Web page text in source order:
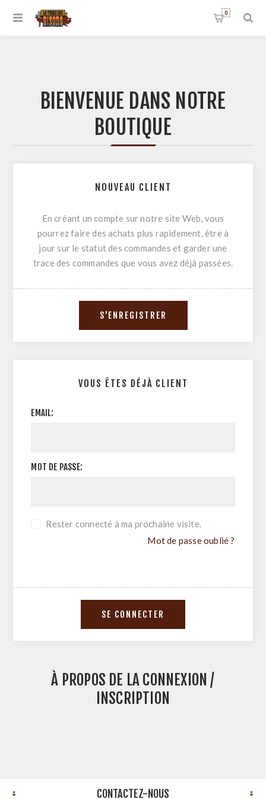
0
BIENVENUE DANS NOTRE
BOUTIQUE
NOUVEAU CLIENT
En créant un compte sur notre site Web, vous
pourrez faire des achats plus rapidement, être à
jour sur le statut des commandes et garder une
trace des commandes que vous avez déjà passées.
VOUS ÊTES DÉJÀ CLIENT
EMAIL:
MOT DE PASSE:
Rester connecté à ma prochaine visite.
Mot de passe oublié ?
À PROPOS DE LA CONNEXION /
INSCRIPTION
CONTACTEZ-NOUS